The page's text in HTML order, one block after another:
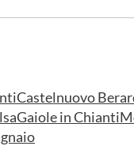
Castelnuovo
Gaiole in Chianti